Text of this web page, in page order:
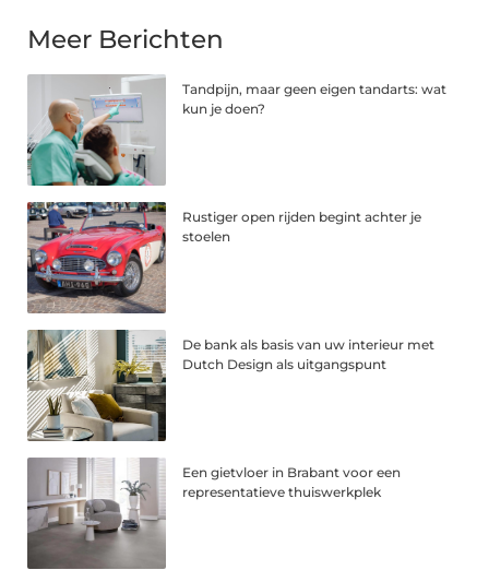
Meer Berichten
Tandpijn, maar geen eigen tandarts: wat
kun je doen?
Rustiger open rijden begint achter je
stoelen
De bank als basis van uw interieur met
Dutch Design als uitgangspunt
Een gietvloer in Brabant voor een
representatieve thuiswerkplek